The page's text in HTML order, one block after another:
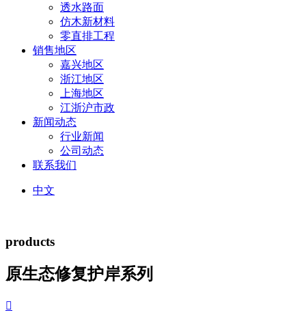
透水路面
仿木新材料
零直排工程
销售地区
嘉兴地区
浙江地区
上海地区
江浙沪市政
新闻动态
行业新闻
公司动态
联系我们
中文
products
原生态修复护岸系列
